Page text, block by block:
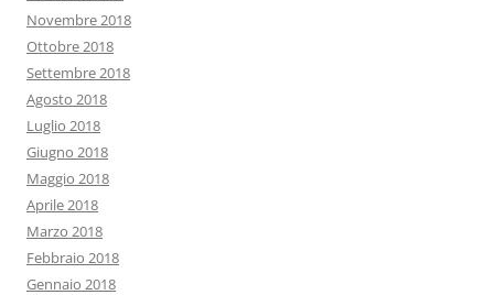
Novembre 2018
Ottobre 2018
Settembre 2018
Agosto 2018
Luglio 2018
Giugno 2018
Maggio 2018
Aprile 2018
Marzo 2018
Febbraio 2018
Gennaio 2018